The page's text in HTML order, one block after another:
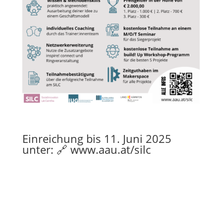
Einreichung bis 11. Juni 2025
unter: 🔗 www.aau.at/silc